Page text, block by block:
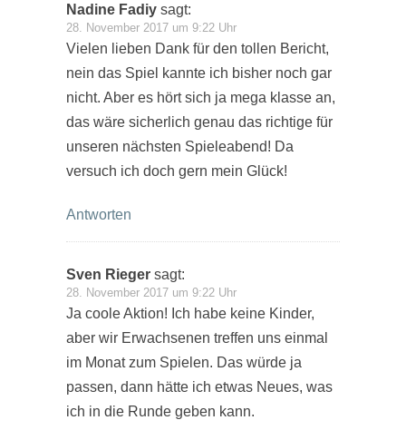
Nadine Fadiy sagt:
28. November 2017 um 9:22 Uhr
Vielen lieben Dank für den tollen Bericht,
nein das Spiel kannte ich bisher noch gar
nicht. Aber es hört sich ja mega klasse an,
das wäre sicherlich genau das richtige für
unseren nächsten Spieleabend! Da
versuch ich doch gern mein Glück!
Antworten
Sven Rieger sagt:
28. November 2017 um 9:22 Uhr
Ja coole Aktion! Ich habe keine Kinder,
aber wir Erwachsenen treffen uns einmal
im Monat zum Spielen. Das würde ja
passen, dann hätte ich etwas Neues, was
ich in die Runde geben kann.